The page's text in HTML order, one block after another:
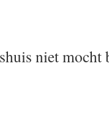
niet mocht